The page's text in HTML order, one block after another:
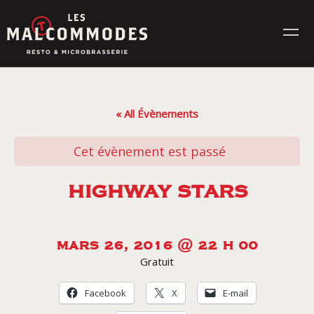
to
content
CONTACT
« All Évènements
Cet évènement est passé
HIGHWAY STARS
MARS 26, 2016 @ 22 H 00
Gratuit
Facebook X E-mail